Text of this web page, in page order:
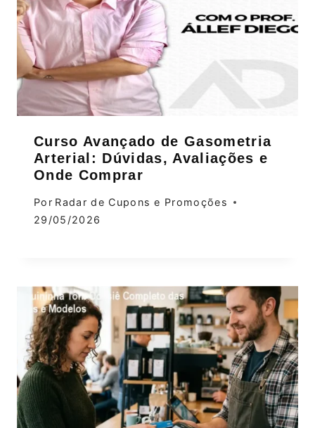
Curso Avançado de Gasometria
Arterial: Dúvidas, Avaliações e
Onde Comprar
Por Radar de Cupons e Promoções
29/05/2026